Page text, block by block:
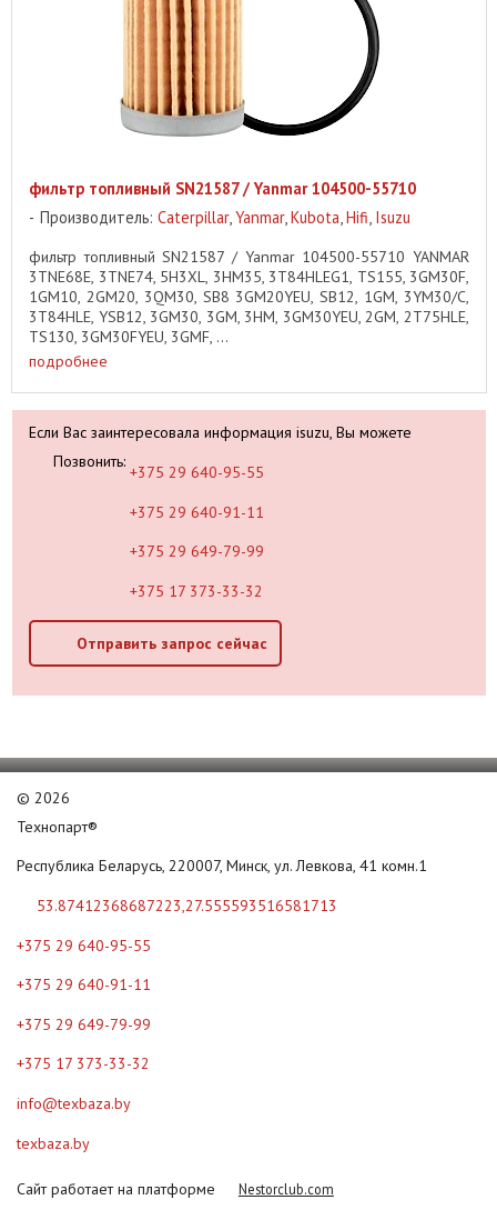
фильтр топливный SN21587 / Yanmar 104500-55710
Производитель: Caterpillar,Yanmar,Kubota,Hifi, Isuzu
фильтр топливный SN21587 / Yanmar 104500-55710 YANMAR
3TNE68E, 3TNE74, 5H3XL, 3HM35, 3T84HLEG1, TS155, 3GM30F,
1GM10, 2GM20, 3QM30, SB8 3GM20YEU, SB12, 1GM, 3YM30/C,
3T84HLE, YSB12, 3GM30, 3GM, 3HM, 3GM30YEU, 2GM, 2T75HLE,
TS130, 3GM30FYEU, 3GMF, ...
подробнее
Если Вас заинтересовала информация isuzu, Вы можете
Позвонить:
+375 29 640-95-55
+375 29 640-91-11
+375 29 649-79-99
+375 17 373-33-32
Отправить запрос сейчас
© 2026
Технопарт®
Республика Беларусь, 220007, Минск, ул. Левкова, 41 комн.1
53.87412368687223,27.555593516581713
+375 29 640-95-55
+375 29 640-91-11
+375 29 649-79-99
+375 17 373-33-32
info@texbaza.by
texbaza.by
Сайт работает на платформе Nestorclub.com